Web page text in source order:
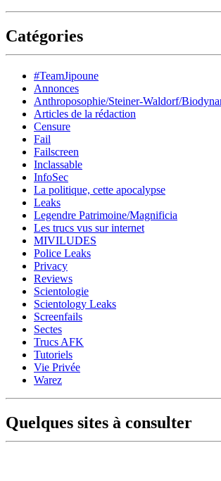
Catégories
#TeamJipoune
Annonces
Anthroposophie/Steiner-Waldorf/
Articles de la rédaction
Censure
Fail
Failscreen
Inclassable
InfoSec
La politique, cette apocalypse
Leaks
Legendre Patrimoine/Magnificia
Les trucs vus sur internet
MIVILUDES
Police Leaks
Privacy
Reviews
Scientologie
Scientology Leaks
Screenfails
Sectes
Trucs AFK
Tutoriels
Vie Privée
Warez
Quelques sites à consulter